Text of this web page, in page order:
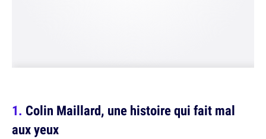
Colin Maillard, une histoire qui fait mal
aux yeux